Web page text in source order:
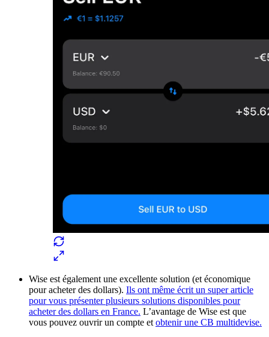
Wise est également une excellente solution (et économique
pour acheter des dollars). Ils ont même écrit un super article
pour vous présenter plusieurs solutions disponibles pour
acheter des dollars en France. L’avantage de Wise est que
vous pouvez ouvrir un compte et obtenir une CB multidevise.